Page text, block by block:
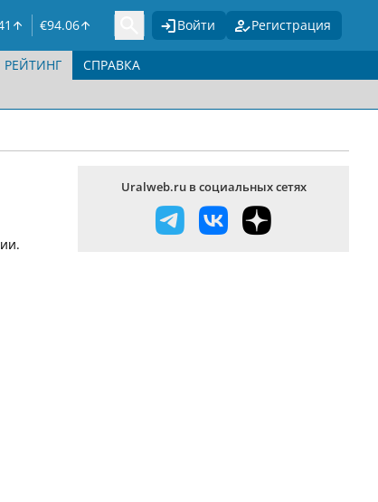
€94.06 Войти Регистрация
РЕЙТИНГ
СПРАВКА
Uralweb.ru в социальных сетях